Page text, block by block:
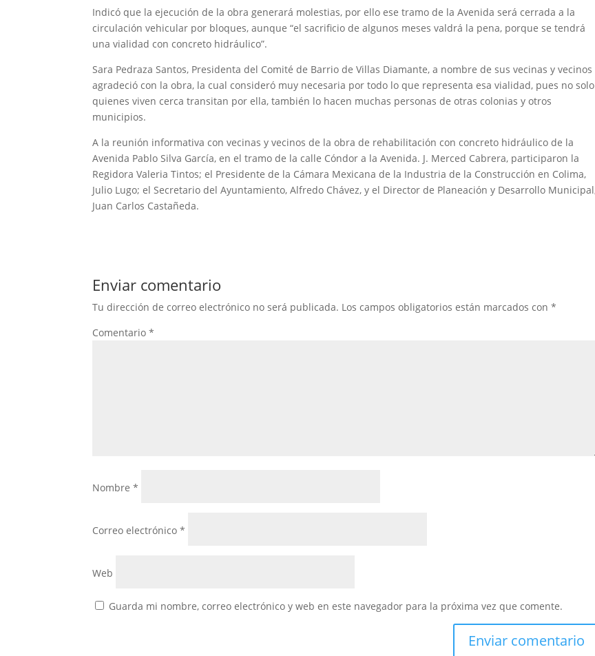
Indicó que la ejecución de la obra generará molestias, por ello ese tramo de la Avenida será cerrada a la
circulación vehicular por bloques, aunque “el sacrificio de algunos meses valdrá la pena, porque se tendrá
una vialidad con concreto hidráulico”.
Sara Pedraza Santos, Presidenta del Comité de Barrio de Villas Diamante, a nombre de sus vecinas y vecinos
agradeció con la obra, la cual consideró muy necesaria por todo lo que representa esa vialidad, pues no solo
quienes viven cerca transitan por ella, también lo hacen muchas personas de otras colonias y otros
municipios.
A la reunión informativa con vecinas y vecinos de la obra de rehabilitación con concreto hidráulico de la
Avenida Pablo Silva García, en el tramo de la calle Cóndor a la Avenida. J. Merced Cabrera, participaron la
Regidora Valeria Tintos; el Presidente de la Cámara Mexicana de la Industria de la Construcción en Colima,
Julio Lugo; el Secretario del Ayuntamiento, Alfredo Chávez, y el Director de Planeación y Desarrollo
Juan Carlos Castañeda.
Enviar comentario
Tu dirección de correo electrónico no será publicada. Los campos obligatorios están marcados con*
Comentario*
Nombre*
Correo electrónico*
Web
Guarda mi nombre, correo electrónico y web en este navegador para la próxima vez que comente.